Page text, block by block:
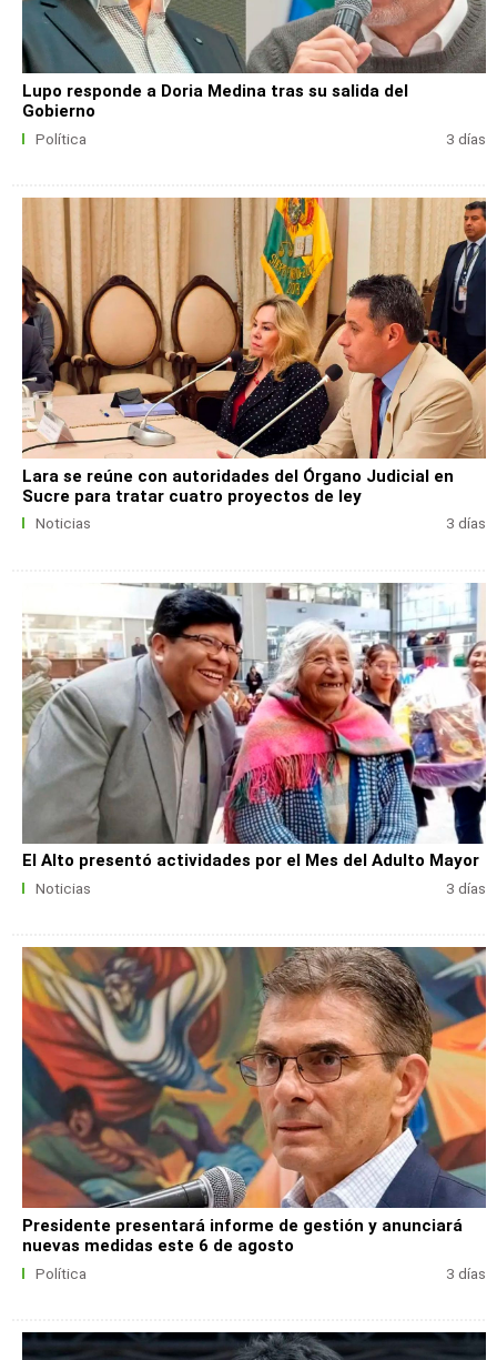
Lupo responde a Doria Medina tras su salida del
Gobierno
Política 3 días
Lara se reúne con autoridades del Órgano Judicial en
Sucre para tratar cuatro proyectos de ley
Noticias 3 días
El Alto presentó actividades por el Mes del Adulto Mayor
Noticias 3 días
Presidente presentará informe de gestión y anunciará
nuevas medidas este 6 de agosto
Política 3 días